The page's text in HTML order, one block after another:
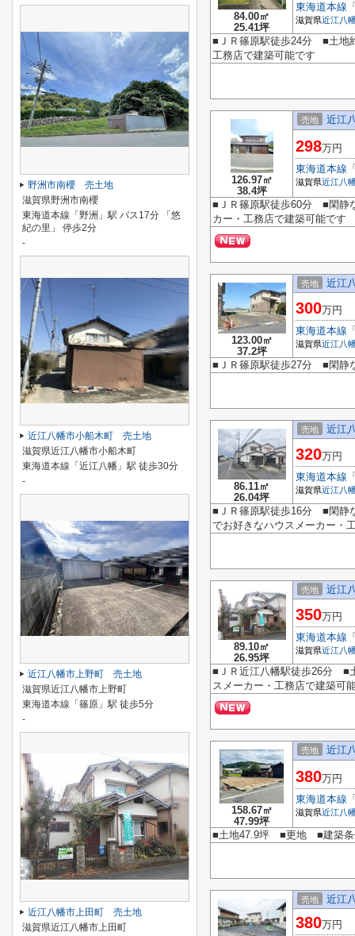
84.00㎡
25.41坪
東海道本線
滋賀県近江八
■ＪＲ篠原駅徒歩24分 ■土地
工務店で建築可能です
126.97㎡
38.4坪
売地 近江
298万円
東海道本線
滋賀県近江八
■ＪＲ篠原駅徒歩60分 ■閑静
カー・工務店で建築可能です
123.00㎡
37.2坪
売地 近江
300万円
東海道本線
滋賀県近江八
■ＪＲ篠原駅徒歩27分 ■閑静
86.11㎡
26.04坪
売地 近江
320万円
東海道本線
滋賀県近江八
■ＪＲ篠原駅徒歩16分 ■閑静
でお好きなハウスメーカー・
89.10㎡
26.95坪
売地 近江
350万円
東海道本線
滋賀県近江八
■ＪＲ近江八幡駅徒歩26分 ■
スメーカー・工務店で建築可
158.67㎡
47.99坪
売地 近江
380万円
東海道本線
滋賀県近江八
■土地47.9坪 ■更地 ■建築条
売地 近江
380万円
野洲市南櫻 売土地
滋賀県野洲市南櫻
東海道本線「野洲」駅 バス17分 「悠
紀の里」 停歩2分
-
近江八幡市小船木町 売土地
滋賀県近江八幡市小船木町
東海道本線「近江八幡」駅 徒歩30分
-
近江八幡市上野町 売土地
滋賀県近江八幡市上野町
東海道本線「篠原」駅 徒歩5分
-
近江八幡市上田町 売土地
滋賀県近江八幡市上田町